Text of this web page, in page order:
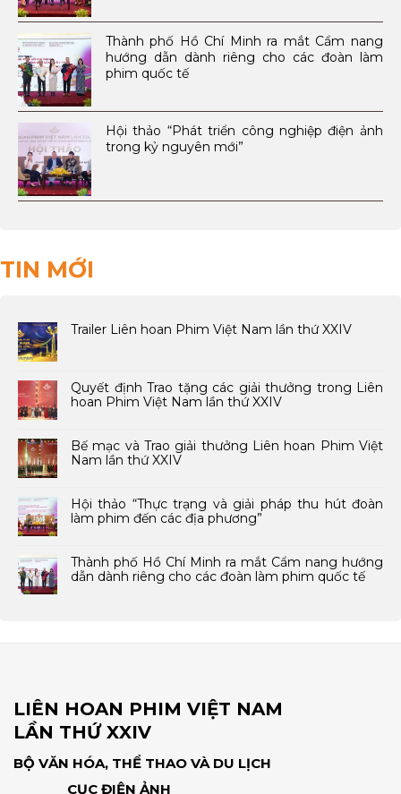
Thành phố Hồ Chí Minh ra mắt Cẩm nang
hướng dẫn dành riêng cho các đoàn làm
phim quốc tế
Hội thảo “Phát triển công nghiệp điện ảnh
trong kỷ nguyên mới”
TIN MỚI
Trailer Liên hoan Phim Việt Nam lần thứ XXIV
Quyết định Trao tặng các giải thưởng trong Liên
hoan Phim Việt Nam lần thứ XXIV
Bế mạc và Trao giải thưởng Liên hoan Phim Việt
Nam lần thứ XXIV
Hội thảo “Thực trạng và giải pháp thu hút đoàn
làm phim đến các địa phương”
Thành phố Hồ Chí Minh ra mắt Cẩm nang hướng
dẫn dành riêng cho các đoàn làm phim quốc tế
LIÊN HOAN PHIM VIỆT NAM
LẦN THỨ XXIV
BỘ VĂN HÓA, THỂ THAO VÀ DU LỊCH
CỤC ĐIỆN ẢNH